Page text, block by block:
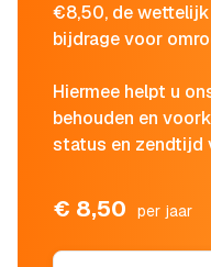
€8,50, de
bijdrage voor
Hiermee helpt u
behouden en
status en zendtijd
€ 8,50 per jaar